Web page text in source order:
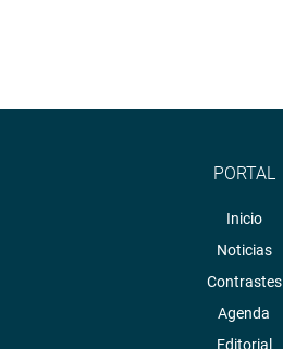
PORTAL
Inicio
Noticias
Contrastes
Agenda
Editorial